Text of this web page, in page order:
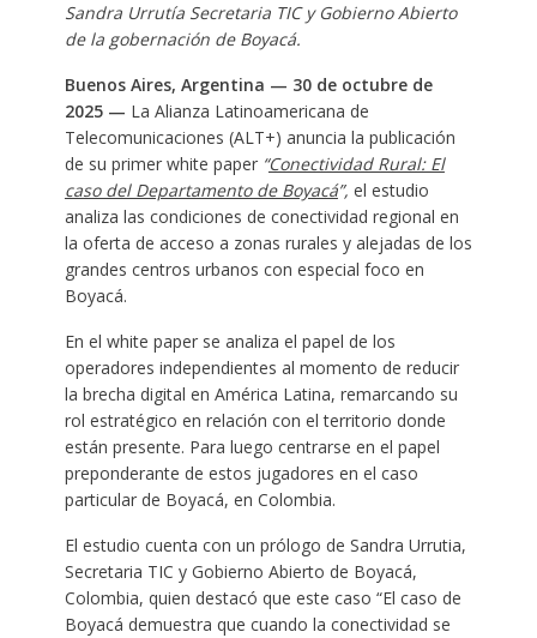
Sandra Urrutía Secretaria TIC y Gobierno Abierto
de la gobernación de Boyacá.
Buenos Aires, Argentina — 30 de octubre de
2025 — La Alianza Latinoamericana de
Telecomunicaciones (ALT+) anuncia la publicación
de su primer white paper “Conectividad Rural: El
caso del Departamento de Boyacá”, el estudio
analiza las condiciones de conectividad regional en
la oferta de acceso a zonas rurales y alejadas de los
grandes centros urbanos con especial foco en
Boyacá.
En el white paper se analiza el papel de los
operadores independientes al momento de reducir
la brecha digital en América Latina, remarcando su
rol estratégico en relación con el territorio donde
están presente. Para luego centrarse en el papel
preponderante de estos jugadores en el caso
particular de Boyacá, en Colombia.
El estudio cuenta con un prólogo de Sandra Urrutia,
Secretaria TIC y Gobierno Abierto de Boyacá,
Colombia, quien destacó que este caso “El caso de
Boyacá demuestra que cuando la conectividad se